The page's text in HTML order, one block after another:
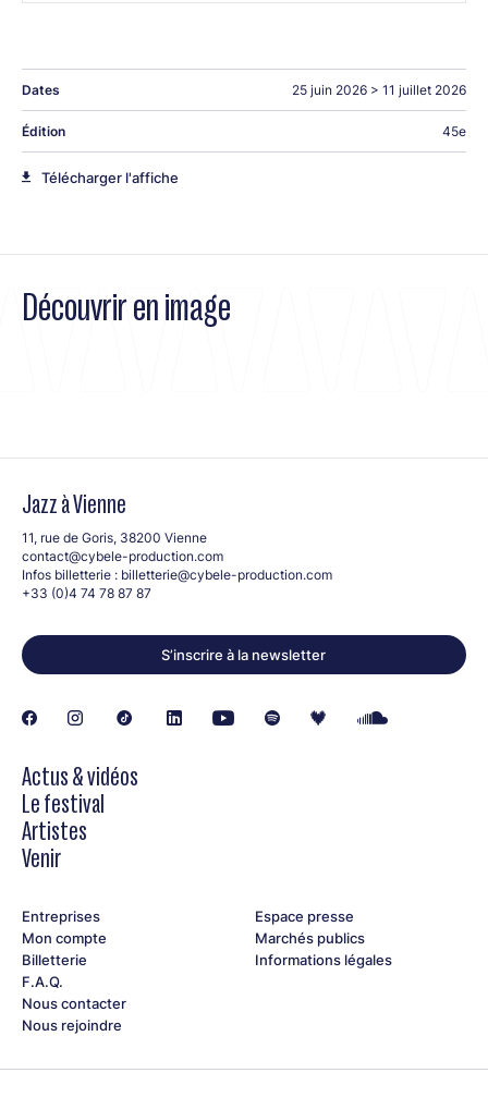
Dates 25 juin 2026 > 11 juillet 2026
Édition 45e
Télécharger l'affiche
Découvrir en image
Jazz à Vienne
11, rue de Goris, 38200 Vienne
contact@cybele-production.com
Infos billetterie : billetterie@cybele-production.com
+33 (0)4 74 78 87 87
S’inscrire à la newsletter
Actus & vidéos
Le festival
Artistes
Venir
Entreprises
Mon compte
Billetterie
F.A.Q.
Nous contacter
Nous rejoindre
Espace presse
Marchés publics
Informations légales